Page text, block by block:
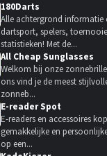
180Darts
Alle achtergrond informatie
dartsport, spelers,
statistieken! Met de...
All Cheap Sunglasses
Welkom bij onze
ons vind je de meest
zonneb...
E-reader Spot
E-readers en accessoires
gemakkelijke en
op een...